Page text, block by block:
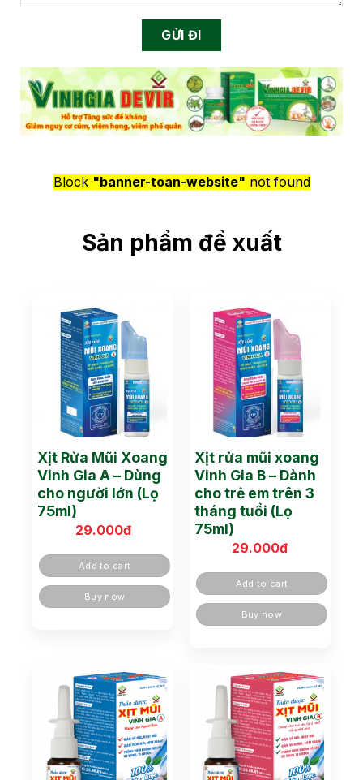
Block "banner-toan-website" not found
Sản phẩm đề xuất
Xịt Rửa Mũi Xoang
Vinh Gia A – Dùng
cho người lớn (Lọ
75ml)
29.000đ
Add to cart
Buy now
Xịt rửa mũi xoang
Vinh Gia B – Dành
cho trẻ em trên 3
tháng tuổi (Lọ
75ml)
29.000đ
Add to cart
Buy now